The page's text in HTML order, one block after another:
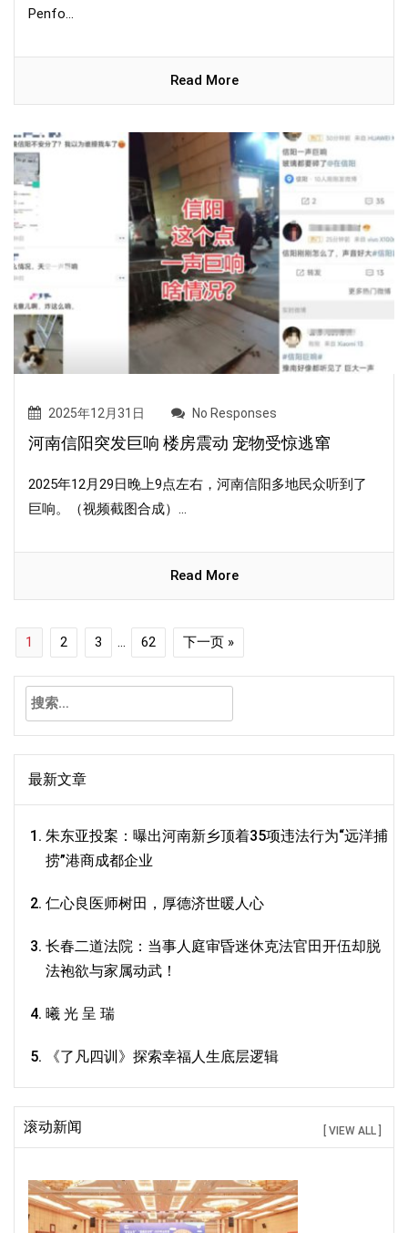
Penfo...
Read More
2025年12月31日 No Responses
河南信阳突发巨响 楼房震动 宠物受惊逃窜
2025年12月29日晚上9点左右，河南信阳多地民众听到了
巨响。（视频截图合成）...
Read More
1 2 3 … 62 下一页 »
搜
索：
最新文章
朱东亚投案：曝出河南新乡顶着35项违法行为“远洋捕
捞”港商成都企业
仁心良医师树田，厚德济世暖人心
长春二道法院：当事人庭审昏迷休克法官田开伍却脱
法袍欲与家属动武！
曦 光 呈 瑞
《了凡四训》探索幸福人生底层逻辑
滚动新闻 [ VIEW ALL ]